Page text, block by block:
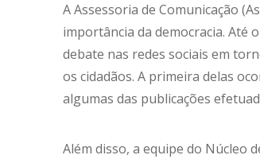
A Assessoria de Comunicação
importância da democracia. Até
debate nas redes sociais em
os cidadãos. A primeira delas
algumas das publicações
Além disso, a equipe do Núcleo